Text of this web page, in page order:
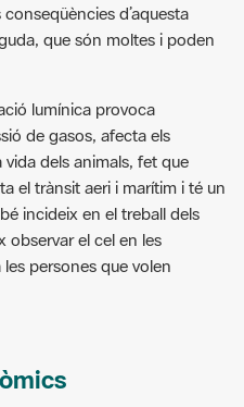
d’aquesta
que són moltes i poden
lumínica provoca
de gasos, afecta els
dels animals, fet que
el trànsit aeri i marítim i té un
incideix en el treball dels
observar el cel en les
persones que volen